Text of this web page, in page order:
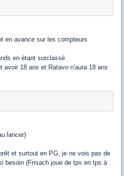
en avance sur les compteurs
en étant surclassé
avoir 18 ans et Ratavo n'aura 18 ans
lancer)
et surtout en PG, je ne vois pas de
besoin (Frisach joue de tps en tps à